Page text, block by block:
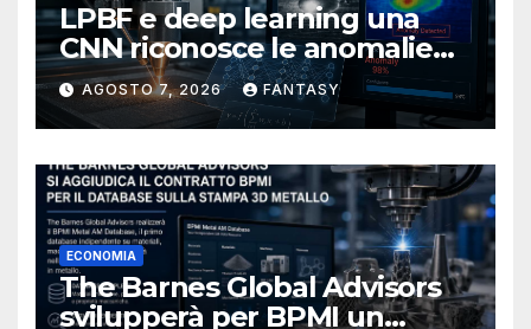
LPBF e deep learning una
CNN riconosce le anomalie
del bagno di fusione
AGOSTO 7, 2026 FANTASY
ECONOMIA
The Barnes Global Advisors
svilupperà per BPMI un